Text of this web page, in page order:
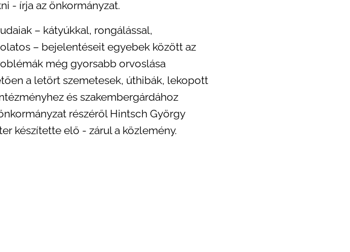
- írja az önkormányzat.
– kátyúkkal, rongálással,
– bejelentéseit egyebek között az
még gyorsabb orvoslása
a letört szemetesek, úthibák, lekopott
és szakembergárdához
részéről Hintsch György
készítette elő - zárul a közlemény.